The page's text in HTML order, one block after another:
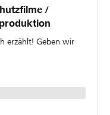
/
erzählt! Geben wir